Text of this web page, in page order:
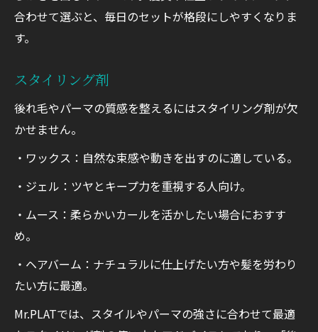
合わせて選ぶと、毎日のセットが格段にしやすくなりま
す。
スタイリング剤
後れ毛やパーマの質感を整えるにはスタイリング剤が欠
かせません。
・ワックス：自然な束感や動きを出すのに適している。
・ジェル：ツヤとキープ力を重視する人向け。
・ムース：柔らかいカールを活かしたい場合におすす
め。
・ヘアバーム：ナチュラルに仕上げたい方や髪を労わり
たい方に最適。
Mr.PLATでは、スタイルやパーマの強さに合わせて最適